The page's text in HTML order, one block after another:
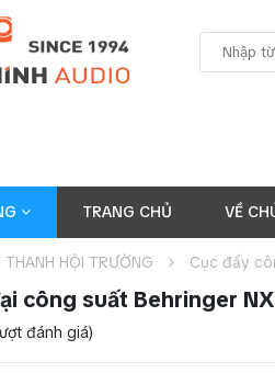
TRANG CHỦ VỀ
THANH HỘI TRƯỜNG Cục đẩy
công suất Behringer
đánh giá)